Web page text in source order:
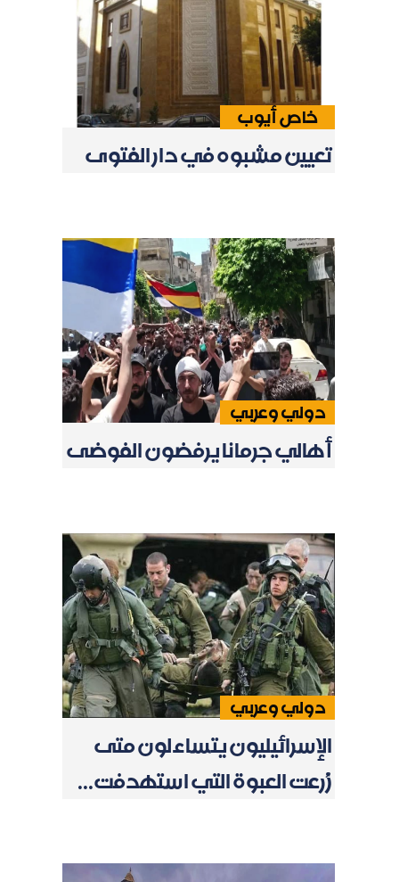
خاص أيوب
تعيين مشبوه في دار الفتوى
دولي وعربي
أهالي جرمانا يرفضون الفوضى
دولي وعربي
الإسرائيليون يتساءلون متى
زُرعت العبوة التي استهدفت...